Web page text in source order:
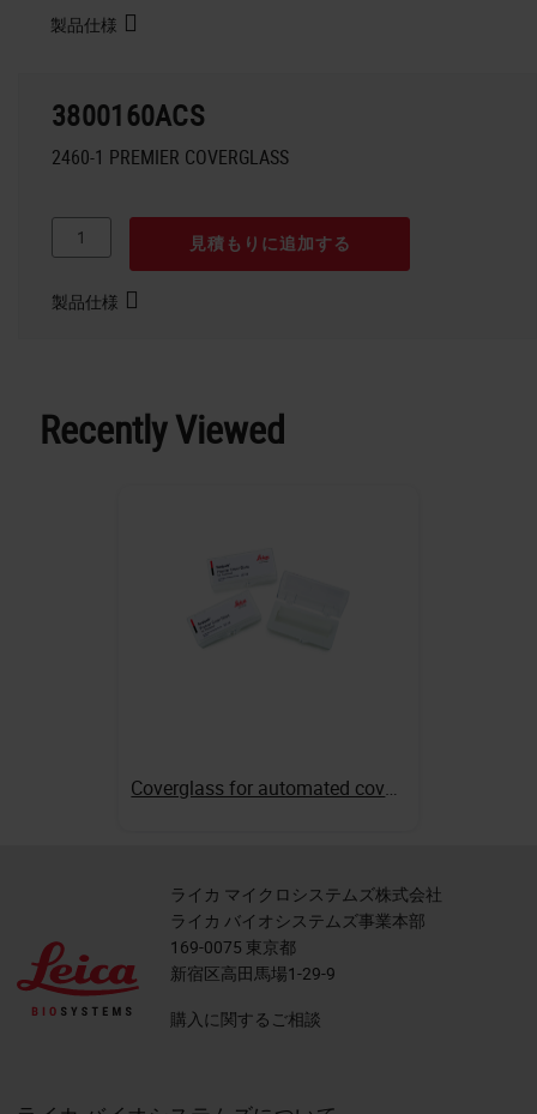
製品仕様
3800160ACS
2460-1 PREMIER COVERGLASS
見積もりに追加する
製品仕様
Recently Viewed
Coverglass for automated coverslippers
ライカ マイクロシステムズ株式会社
ライカ バイオシステムズ事業本部
169-0075 東京都
新宿区高田馬場1-29-9
購入に関するご相談